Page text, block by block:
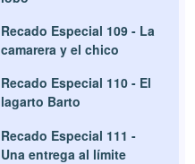
Recado Especial 109 - La
camarera y el chico
Recado Especial 110 - El
lagarto Barto
Recado Especial 111 -
Una entrega al límite